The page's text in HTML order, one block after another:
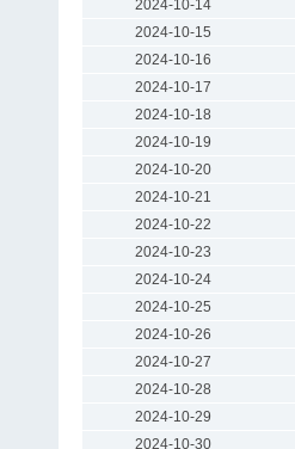
2024-10-14
2024-10-15
2024-10-16
2024-10-17
2024-10-18
2024-10-19
2024-10-20
2024-10-21
2024-10-22
2024-10-23
2024-10-24
2024-10-25
2024-10-26
2024-10-27
2024-10-28
2024-10-29
2024-10-30